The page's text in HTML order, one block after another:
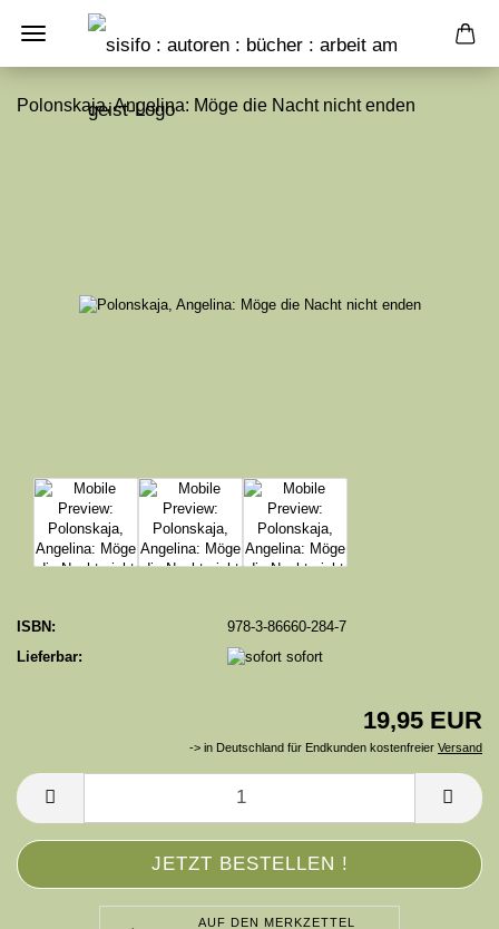
Polonskaja, Angelina: Möge die Nacht nicht enden
ISBN:
978-3-86660-284-7
Lieferbar:
sofort
19,95 EUR
-> in Deutschland für Endkunden kostenfreier Versand
AUF DEN MERKZETTEL